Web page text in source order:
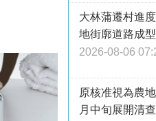
大林蒲遷村進
地街廓道路成型
2026-08-06
原核准視為農
月中旬展開清